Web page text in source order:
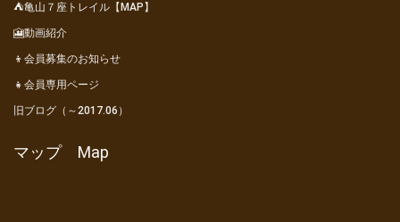
⛺亀山７座トレイル【MAP】
🎦動画紹介
👦会員募集のお知らせ
👧会員専用ページ
旧ブログ（～2017.06）
マップ Map